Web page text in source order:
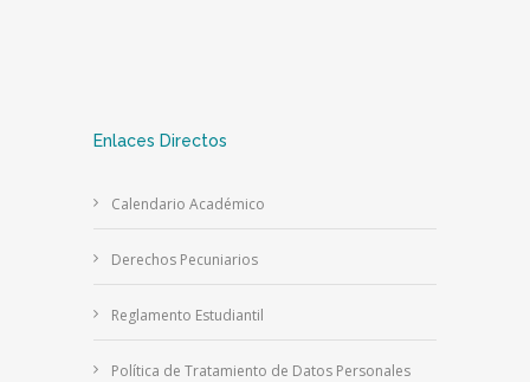
Enlaces Directos
Calendario Académico
Derechos Pecuniarios
Reglamento Estudiantil
Política de Tratamiento de Datos Personales